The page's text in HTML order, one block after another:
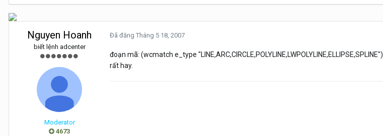
Nguyen Hoanh
biết lệnh adcenter
Moderator
4673
Đã đăng Tháng 5 18, 2007
đoạn mã: (wcmatch e_type "LINE,ARC,CIRCLE,POLYLINE,LWPOLYLINE,ELLIPSE,SPLINE")
rất hay.